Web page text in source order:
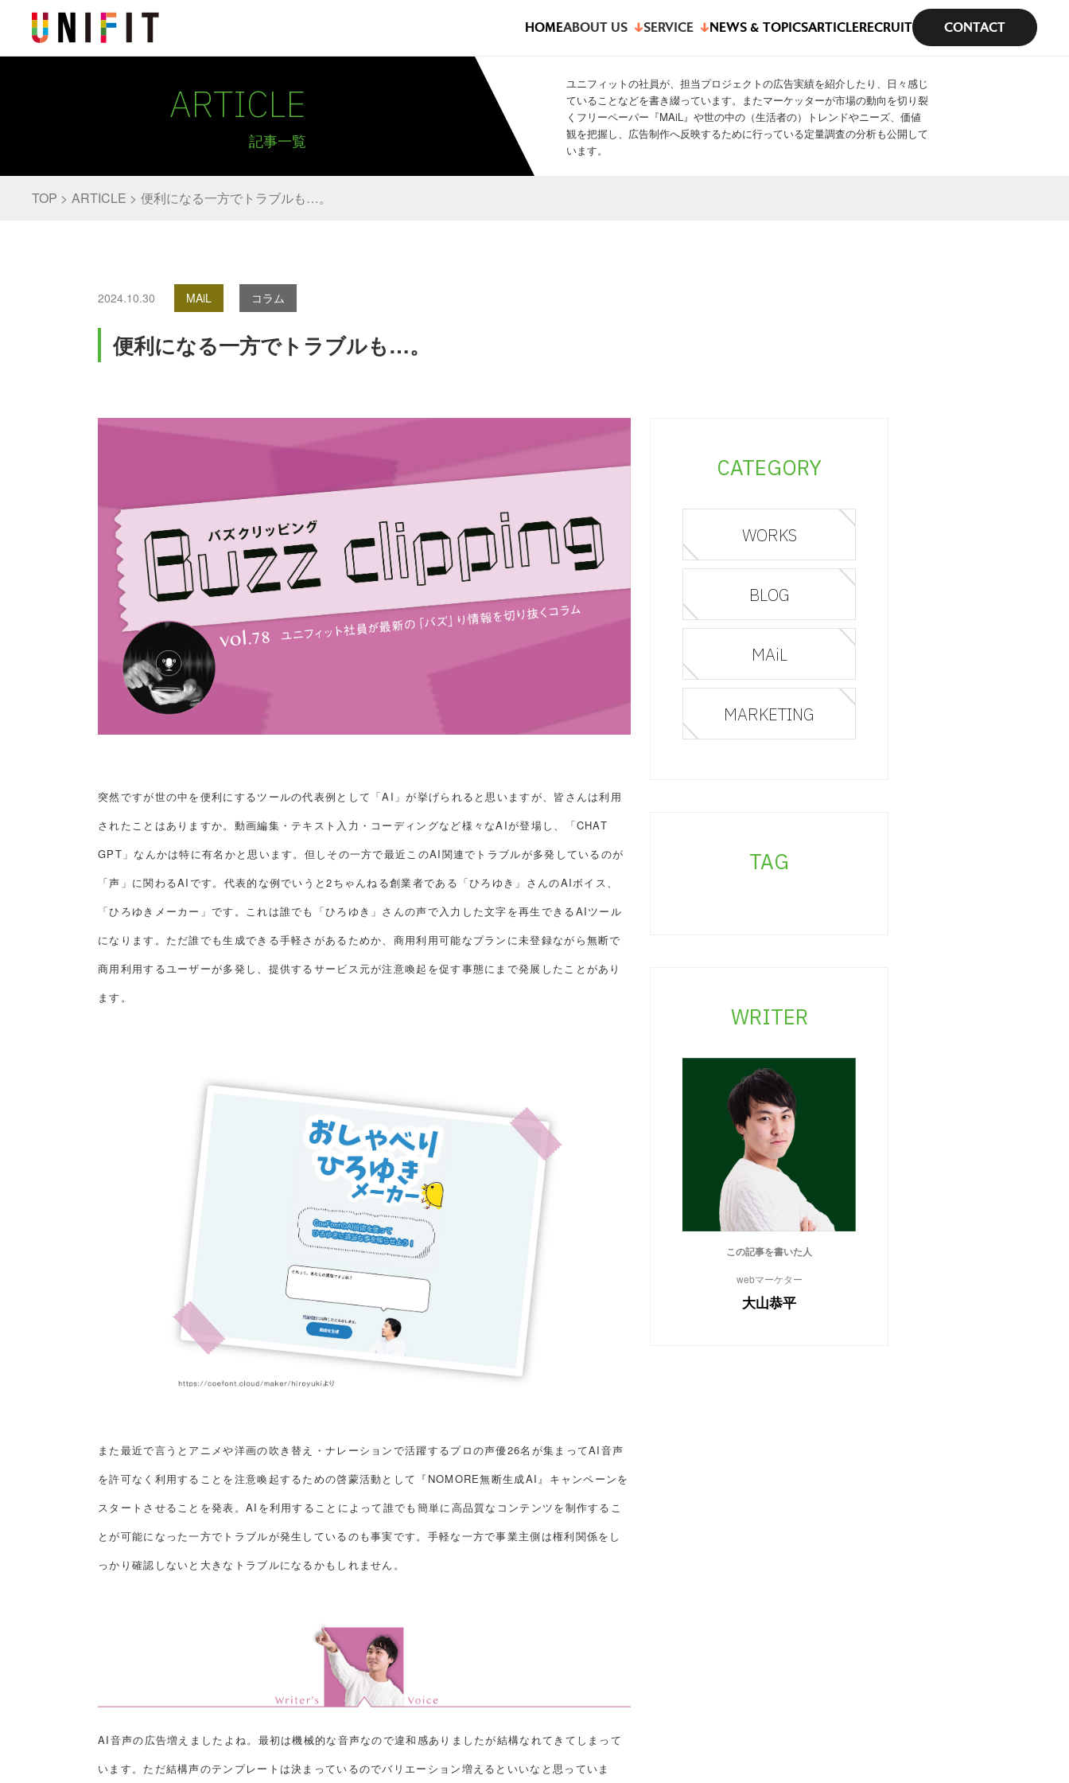
HOMEABOUT US SERVICE NEWS & TOPICSARTICLERECRUIT CONTACT
ARTICLE
記事一覧
ユニフィットの社員が、担当プロジェクトの広告実績を紹介したり、日々感じ
ていることなどを書き綴っています。またマーケッターが市場の動向を切り裂
くフリーペーパー『MAiL』や世の中の（生活者の）トレンドやニーズ、価値
観を把握し、広告制作へ反映するために行っている定量調査の分析も公開して
います。
TOP ARTICLE 便利になる一方でトラブルも…。
2024.10.30 MAiL コラム
便利になる一方でトラブルも…。
突然ですが世の中を便利にするツールの代表例として「AI」が挙げられると思いますが、皆さんは利用
されたことはありますか。動画編集・テキスト入力・コーディングなど様々なAIが登場し、「CHAT
GPT」なんかは特に有名かと思います。但しその一方で最近このAI関連でトラブルが多発しているのが
「声」に関わるAIです。代表的な例でいうと2ちゃんねる創業者である「ひろゆき」さんのAIボイス、
「ひろゆきメーカー」です。これは誰でも「ひろゆき」さんの声で入力した文字を再生できるAIツール
になります。ただ誰でも生成できる手軽さがあるためか、商用利用可能なプランに未登録ながら無断で
商用利用するユーザーが多発し、提供するサービス元が注意喚起を促す事態にまで発展したことがあり
ます。
また最近で言うとアニメや洋画の吹き替え・ナレーションで活躍するプロの声優26名が集まってAI音声
を許可なく利用することを注意喚起するための啓蒙活動として『NOMORE無断生成AI』キャンペーンを
スタートさせることを発表。AIを利用することによって誰でも簡単に高品質なコンテンツを制作するこ
とが可能になった一方でトラブルが発生しているのも事実です。手軽な一方で事業主側は権利関係をし
っかり確認しないと大きなトラブルになるかもしれません。
AI音声の広告増えましたよね。最初は機械的な音声なので違和感ありましたが結構なれてきてしまって
います。ただ結構声のテンプレートは決まっているのでバリエーション増えるといいなと思っていま
CATEGORY
WORKS
BLOG
MAiL
MARKETING
TAG
WRITER
この記事を書いた人
webマーケター
大山恭平